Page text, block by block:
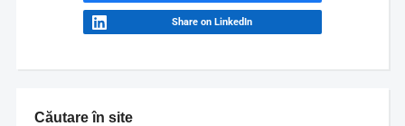
Căutare în site
Share on LinkedIn